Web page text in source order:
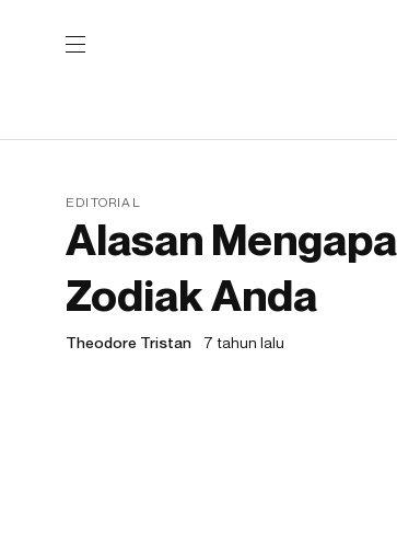
EDITORIAL
Alasan
Zodiak Anda
Theodore Tristan 7 tahun lalu